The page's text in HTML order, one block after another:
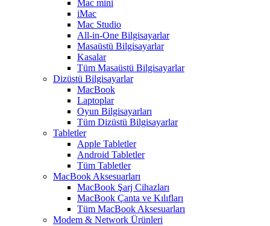
Mac mini
iMac
Mac Studio
All-in-One Bilgisayarlar
Masaüstü Bilgisayarlar
Kasalar
Tüm Masaüstü Bilgisayarlar
Dizüstü Bilgisayarlar
MacBook
Laptoplar
Oyun Bilgisayarları
Tüm Dizüstü Bilgisayarlar
Tabletler
Apple Tabletler
Android Tabletler
Tüm Tabletler
MacBook Aksesuarları
MacBook Şarj Cihazları
MacBook Çanta ve Kılıfları
Tüm MacBook Aksesuarları
Modem & Network Ürünleri